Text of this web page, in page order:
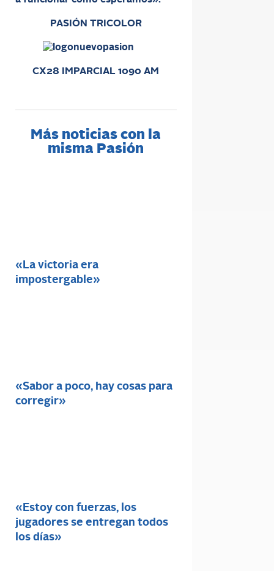
PASIÓN TRICOLOR
CX28 IMPARCIAL 1090 AM
Más noticias con la
misma Pasión
«La victoria era
impostergable»
«Sabor a poco, hay cosas para
corregir»
«Estoy con fuerzas, los
jugadores se entregan todos
los días»